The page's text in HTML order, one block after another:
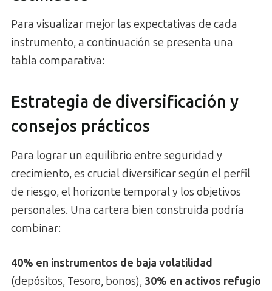
Para visualizar mejor las expectativas de cada
instrumento, a continuación se presenta una
tabla comparativa:
Estrategia de diversificación y
consejos prácticos
Para lograr un equilibrio entre seguridad y
crecimiento, es crucial diversificar según el perfil
de riesgo, el horizonte temporal y los objetivos
personales. Una cartera bien construida podría
combinar:
40% en instrumentos de baja volatilidad
(depósitos, Tesoro, bonos), 30% en activos refugio